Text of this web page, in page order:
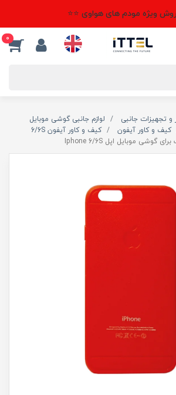
ویژه مودم های هواوی ⭐⭐
0
و تجهیزات جانبی
لوازم جانبی گوشی موبایل
کیف و کاور آیفون
کیف و کاور آیفون 6/6S